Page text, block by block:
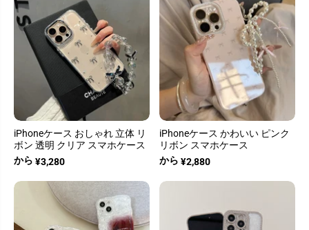
iPhoneケース おしゃれ 立体 リ
ボン 透明 クリア スマホケース
から ¥3,280
iPhoneケース かわいい ピンク
リボン スマホケース
から ¥2,880